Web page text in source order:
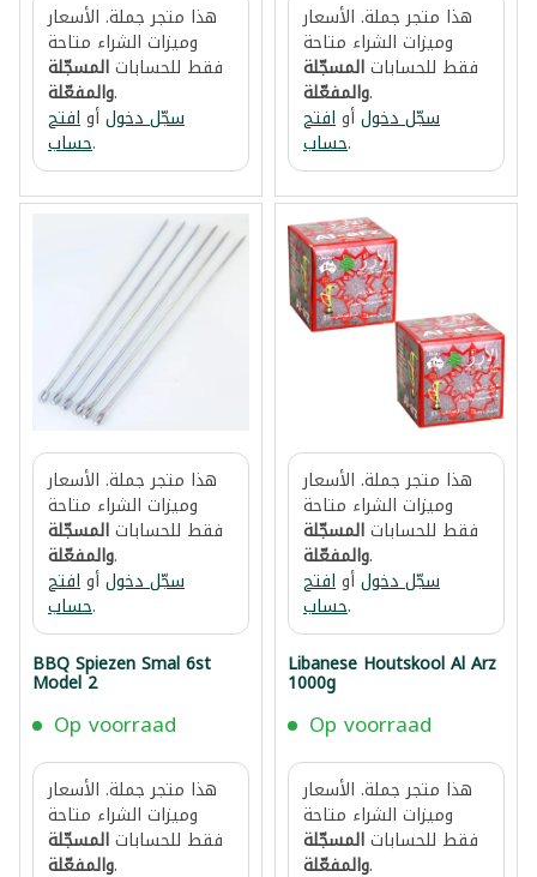
هذا متجر جملة. الأسعار
وميزات الشراء متاحة
فقط للحساباتالمسجّلة
والمفعّلة.
سجّل دخولأوافتح
حساب.
هذا متجر جملة. الأسعار
وميزات الشراء متاحة
فقط للحساباتالمسجّلة
والمفعّلة.
سجّل دخولأوافتح
حساب.
هذا متجر جملة. الأسعار
وميزات الشراء متاحة
فقط للحساباتالمسجّلة
والمفعّلة.
سجّل دخولأوافتح
حساب.
BBQ Spiezen Smal 6st
Model 2
Op voorraad
هذا متجر جملة. الأسعار
وميزات الشراء متاحة
فقط للحساباتالمسجّلة
والمفعّلة.
هذا متجر جملة. الأسعار
وميزات الشراء متاحة
فقط للحساباتالمسجّلة
والمفعّلة.
سجّل دخولأوافتح
حساب.
Libanese Houtskool Al Arz
1000g
Op voorraad
هذا متجر جملة. الأسعار
وميزات الشراء متاحة
فقط للحساباتالمسجّلة
والمفعّلة.